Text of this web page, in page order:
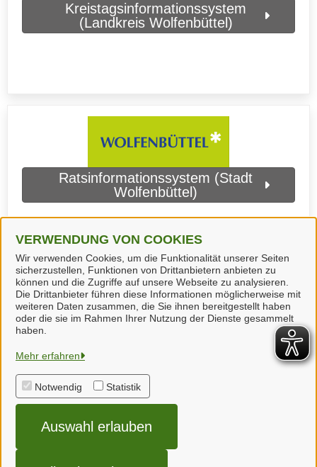
VERWENDUNG VON COOKIES
Wir verwenden Cookies, um die Funktionalität unserer Seiten
sicherzustellen, Funktionen von Drittanbietern anbieten zu
können und die Zugriffe auf unsere Webseite zu analysieren.
Die Drittanbieter führen diese Informationen möglicherweise mit
weiteren Daten zusammen, die Sie ihnen bereitgestellt haben
oder die sie im Rahmen Ihrer Nutzung der Dienste gesammelt
haben.
Mehr erfahren
Notwendig Statistik
Auswahl erlauben
Kreistagsinformationssystem
(Landkreis Wolfenbüttel)
Ratsinformationssystem (Stadt
Wolfenbüttel)
Landkreis Wolfenbüttel
Alle Rechte vorbehalten